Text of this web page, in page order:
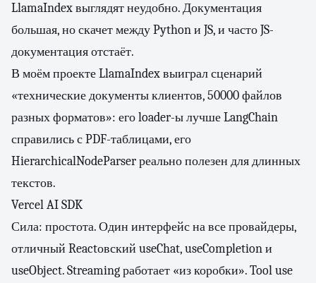
LlamaIndex выглядят неудобно. Документация
большая, но скачет между Python и JS, и часто JS-
документация отстаёт.
В моём проекте LlamaIndex выиграл сценарий
«технические документы клиентов, 50000 файлов
разных форматов»: его loader-ы лучше LangChain
справились с PDF-таблицами, его
HierarchicalNodeParser реально полезен для длинных
текстов.
Vercel AI SDK
Сила: простота. Один интерфейс на все провайдеры,
отличный Reactовский useChat, useCompletion и
useObject. Streaming работает «из коробки». Tool use